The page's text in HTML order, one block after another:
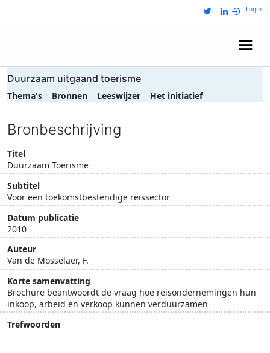
Login
Duurzaam uitgaand toerisme
Thema's Bronnen Leeswijzer Het initiatief
Bronbeschrijving
Titel
Duurzaam Toerisme
Subtitel
Voor een toekomstbestendige reissector
Datum publicatie
2010
Auteur
Van de Mosselaer, F.
Korte samenvatting
Brochure beantwoordt de vraag hoe reisondernemingen hun
inkoop, arbeid en verkoop kunnen verduurzamen
Trefwoorden